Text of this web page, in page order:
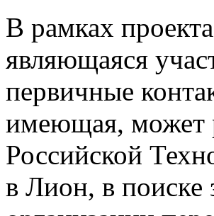
В рамках
являющаяся
первичные
имеющая, может
Российской
в Лион, в поиске